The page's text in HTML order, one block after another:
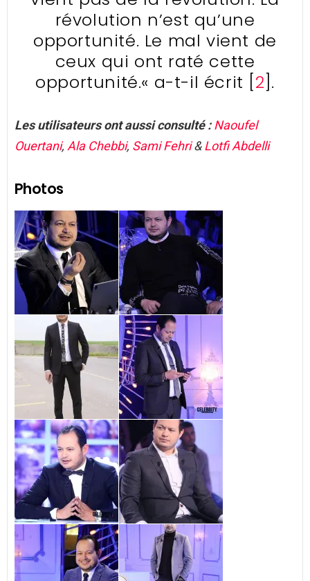
révolution n’est qu’une
opportunité. Le mal vient de
ceux qui ont raté cette
opportunité.« a-t-il écrit [2].
Les utilisateurs ont aussi consulté : Naoufel
Ouertani, Ala Chebbi, Sami Fehri&Lotfi Abdelli
Photos